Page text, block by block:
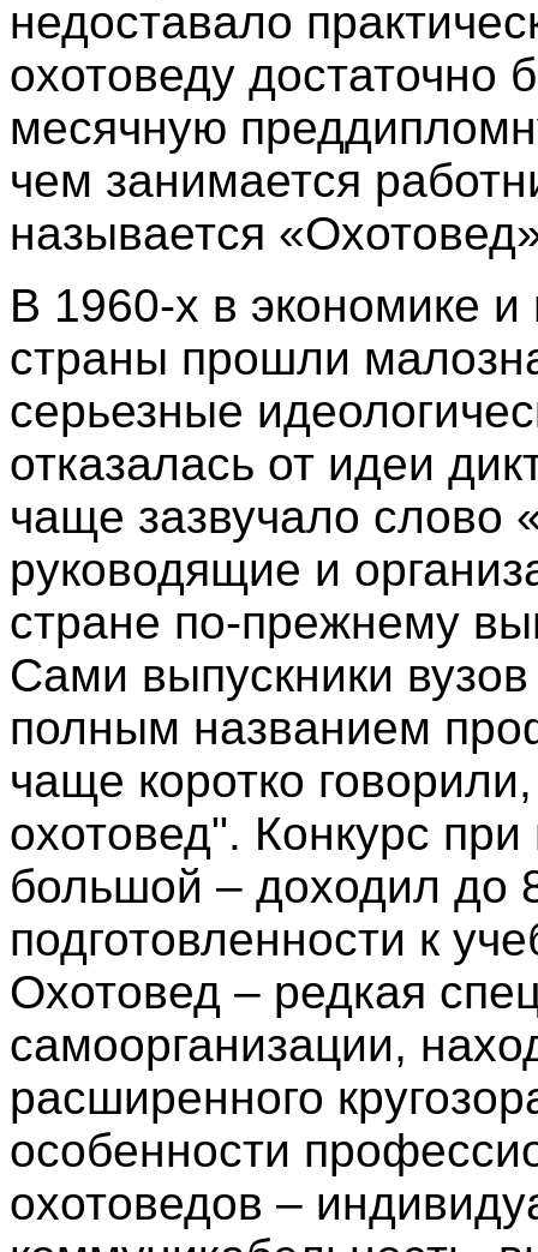
недоставало
охотоведу достаточно
месячную
чем занимается
называется
В 1960-х в экономике и
страны прошли
серьезные
отказалась от идеи
чаще зазвучало слово
руководящие и
стране по-прежнему
Сами выпускники
полным названием
чаще коротко
охотовед". Конкурс
большой – доходил до
подготовленности к
Охотовед – редкая
самоорганизации,
расширенного
особенности
охотоведов –